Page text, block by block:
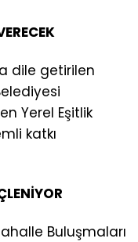
dile getirilen
Yerel Eşitlik
katkı
Buluşmaları